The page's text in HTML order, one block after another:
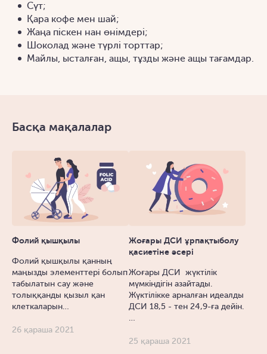
Сүт;
Қара кофе мен шай;
Жаңа піскен нан өнімдері;
Шоколад және түрлі торттар;
Майлы, ысталған, ащы, тұзды және ащы тағамдар.
Басқа мақалалар
Фолий қышқылы
Фолий қышқылы қанның
маңызды элементтері болып
табылатын сау және
толыққанды қызыл қан
клеткаларын…
26 қараша 2021
Жоғары ДСИ ұрпақтыболу
қасиетіне әсері
Жоғары ДСИ жүктілік
мүмкіндігін азайтады.
Жүктілікке арналған идеалды
ДСИ 18,5 - тен 24,9-ға дейін.
…
25 қараша 2021